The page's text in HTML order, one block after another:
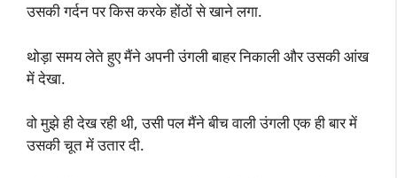
उसकी गर्दन पर किस करके होंठों से खाने लगा.
थोड़ा समय लेते हुए मैंने अपनी उंगली बाहर निकाली और उसकी आंख
में देखा.
वो मुझे ही देख रही थी, उसी पल मैंने बीच वाली उंगली एक ही बार में
उसकी चूत में उतार दी.